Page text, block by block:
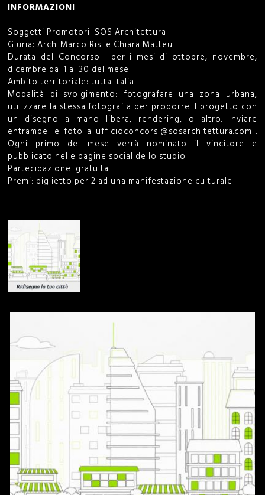
INFORMAZIONI
Soggetti Promotori: SOS Architettura
Giuria: Arch. Marco Risi e Chiara Matteu
Durata del Concorso : per i mesi di ottobre, novembre,
dicembre dal 1 al 30 del mese
Ambito territoriale: tutta Italia
Modalità di svolgimento: fotografare una zona urbana,
utilizzare la stessa fotografia per proporre il progetto con
un disegno a mano libera, rendering, o altro. Inviare
entrambe le foto a ufficioconcorsi@sosarchitettura.com .
Ogni primo del mese verrà nominato il vincitore e
pubblicato nelle pagine social dello studio.
Partecipazione: gratuita
Premi: biglietto per 2 ad una manifestazione culturale